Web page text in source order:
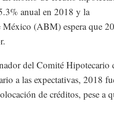
anual en 2018 y la
(ABM) espera que
del Comité Hipotecario
a las expectativas, 2018
de créditos, pese a